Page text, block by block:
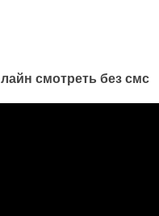
смотреть без смс